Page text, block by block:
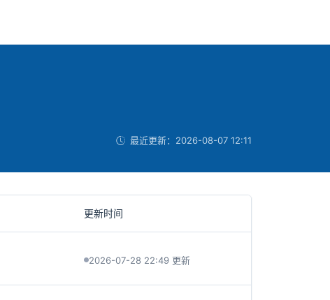
最近更新： 2026-08-07 12:11
更新时间
2026-07-28 22:49 更新